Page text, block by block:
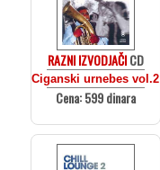
RAZNI IZVODJAČICD
Ciganski urnebes vol.2
Cena: 599 dinara